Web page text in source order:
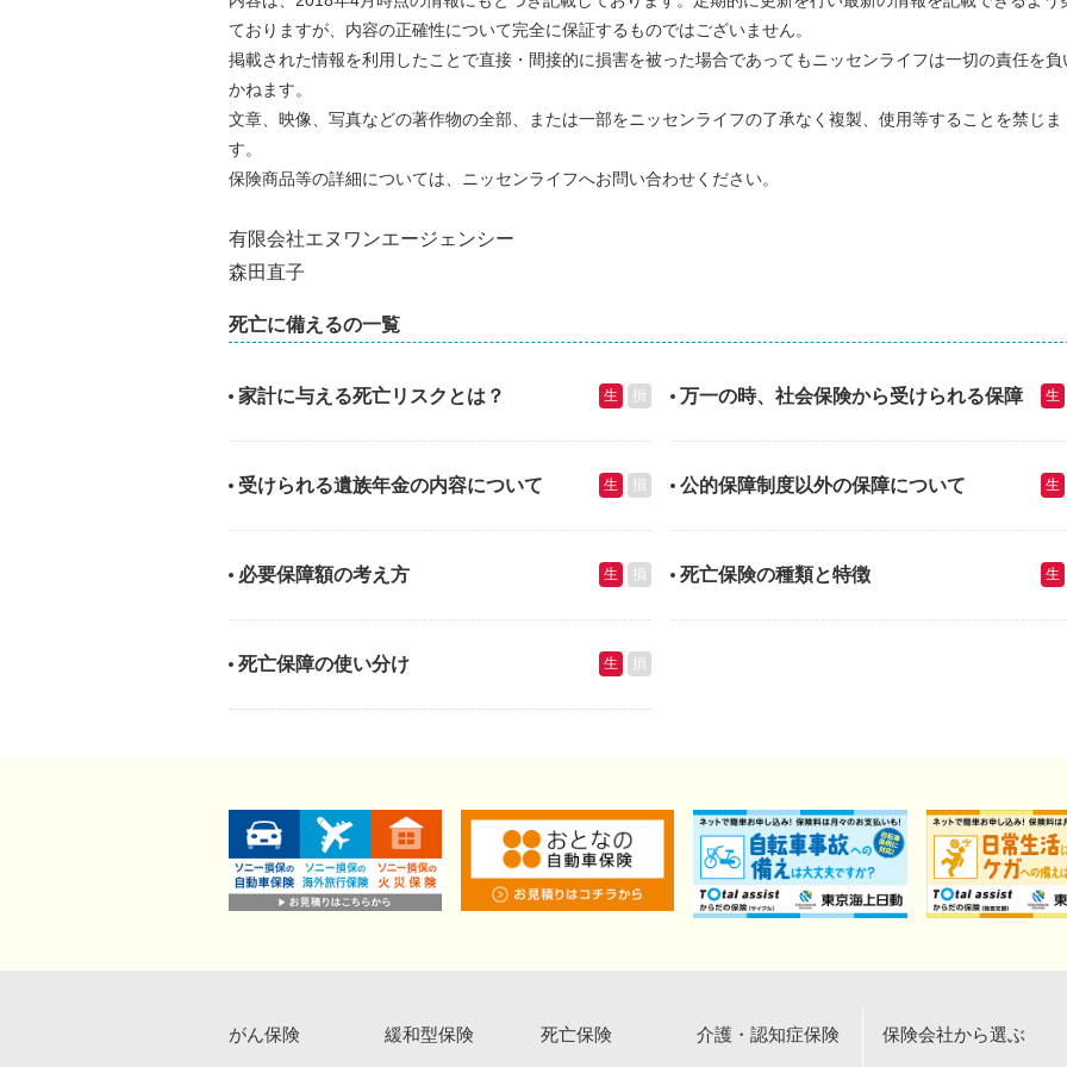
ておりますが、内容の正確性について完全に保証するものではございません。
掲載された情報を利用したことで直接・間接的に損害を被った場合であってもニッセンライフは一切の責任を負
かねます。
文章、映像、写真などの著作物の全部、または一部をニッセンライフの了承なく複製、使用等することを禁じま
す。
保険商品等の詳細については、ニッセンライフへお問い合わせください。
有限会社エヌワンエージェンシー
森田直子
死亡に備えるの一覧
家計に与える死亡リスクとは？ 生 損 万一の時、社会保険から受けられる保障 生
受けられる遺族年金の内容について 生 損 公的保障制度以外の保障について 生
必要保障額の考え方 生 損 死亡保険の種類と特徴 生
死亡保障の使い分け 生 損
がん保険 緩和型保険 死亡保険 介護・認知症保険 保険会社から選ぶ